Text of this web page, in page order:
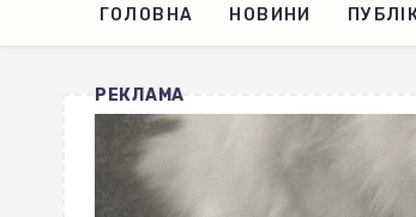
ГОЛОВНА НОВИНИ
РЕКЛАМА